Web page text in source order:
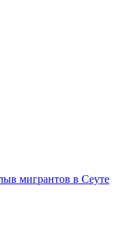
мигрантов в Сеуте